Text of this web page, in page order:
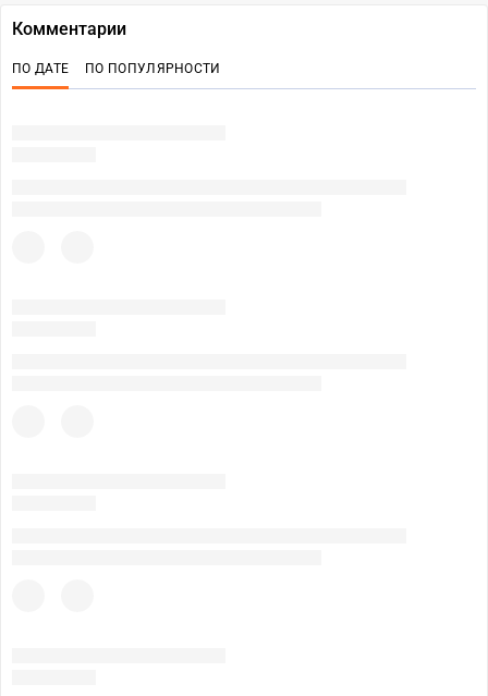
Комментарии
ПО ДАТЕ ПО ПОПУЛЯРНОСТИ